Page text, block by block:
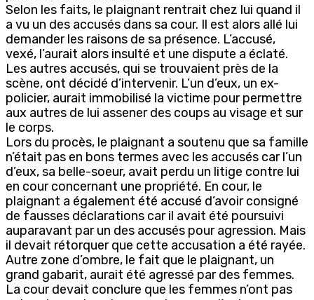
Selon les faits, le plaignant rentrait chez lui quand il
a vu un des accusés dans sa cour. Il est alors allé lui
demander les raisons de sa présence. L’accusé,
vexé, l’aurait alors insulté et une dispute a éclaté.
Les autres accusés, qui se trouvaient près de la
scène, ont décidé d’intervenir. L’un d’eux, un ex-
policier, aurait immobilisé la victime pour permettre
aux autres de lui assener des coups au visage et sur
le corps.
Lors du procès, le plaignant a soutenu que sa famille
n’était pas en bons termes avec les accusés car l’un
d’eux, sa belle-soeur, avait perdu un litige contre lui
en cour concernant une propriété. En cour, le
plaignant a également été accusé d’avoir consigné
de fausses déclarations car il avait été poursuivi
auparavant par un des accusés pour agression. Mais
il devait rétorquer que cette accusation a été rayée.
Autre zone d’ombre, le fait que le plaignant, un
grand gabarit, aurait été agressé par des femmes.
La cour devait conclure que les femmes n’ont pas